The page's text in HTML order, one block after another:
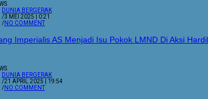
DUNIA BERGERAK
/3 MEI 2025 | 0:21
/NO COMMENT
Imperialis AS Menjadi Isu Pokok LMND Di Aksi
DUNIA BERGERAK
/21 APRIL 2025 | 19:54
/NO COMMENT